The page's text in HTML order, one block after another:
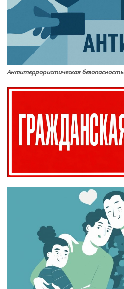
Антитеррористическая безопасность